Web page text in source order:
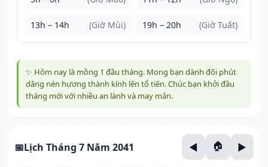
13h – 14h (Giờ Mùi) 19h – 20h (Giờ Tuất)
✨ Hôm nay là mồng 1 đầu tháng. Mong bạn dành đôi phút
dâng nén hương thành kính lên tổ tiên. Chúc bạn khởi đầu
tháng mới với nhiều an lành và may mắn.
Lịch Tháng 7 Năm 2041